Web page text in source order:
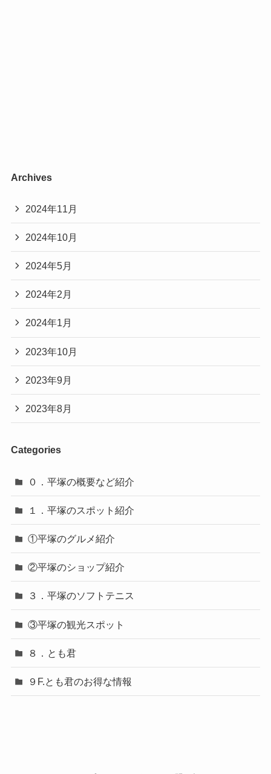
Archives
2024年11月
2024年10月
2024年5月
2024年2月
2024年1月
2023年10月
2023年9月
2023年8月
Categories
０．平塚の概要など紹介
１．平塚のスポット紹介
①平塚のグルメ紹介
②平塚のショップ紹介
３．平塚のソフトテニス
③平塚の観光スポット
８．とも君
９F.とも君のお得な情報